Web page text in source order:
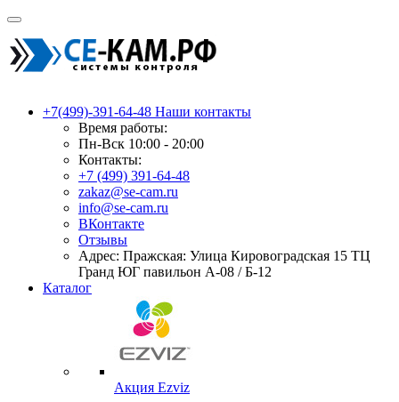
+7(499)-391-64-48 Наши контакты
Время работы:
Пн-Вск 10:00 - 20:00
Контакты:
+7 (499) 391-64-48
zakaz@se-cam.ru
info@se-cam.ru
ВКонтакте
Отзывы
Адрес: Пражская: Улица Кировоградская 15 ТЦ
Гранд ЮГ павильон А-08 / Б-12
Каталог
Акция Ezviz